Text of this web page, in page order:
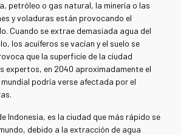
petróleo o gas natural, la minería o las
y voladuras están provocando el
Cuando se extrae demasiada agua del
los acuíferos se vacían y el suelo se
que la superficie de la ciudad
expertos, en 2040 aproximadamente el
podría verse afectada por el
Indonesia, es la ciudad que más rápido se
debido a la extracción de agua